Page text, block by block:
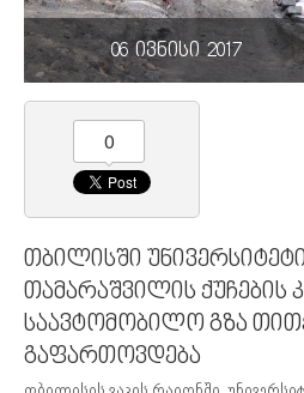
06 ივნისი 2017
0
თბილისში
თამარაშვილის ქუჩების
საავტომობილო გზა
გაფართოვდება